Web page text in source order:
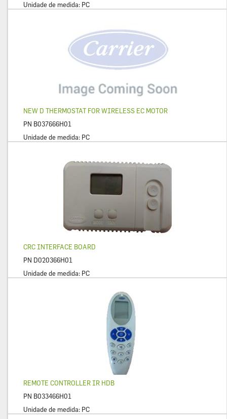
Unidade de medida: PC
NEW D THERMOSTAT FOR WIRELESS EC MOTOR
PN B037666H01
Unidade de medida: PC
CRC INTERFACE BOARD
PN D020366H01
Unidade de medida: PC
REMOTE CONTROLLER IR HDB
PN B033466H01
Unidade de medida: PC